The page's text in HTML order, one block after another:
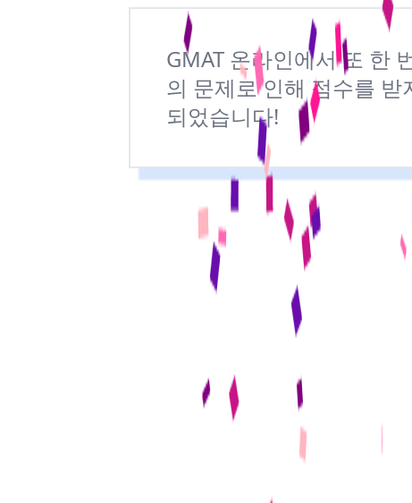
GMAT 온라인에서 또 한
의 문제로 인해 점수를
되었습니다!